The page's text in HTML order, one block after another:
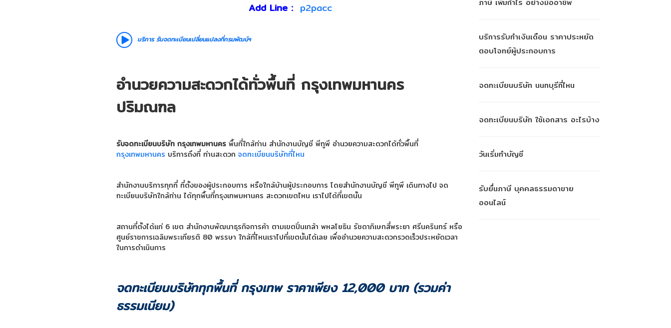
Add Line : p2pacc
บริการ รับจดทะเบียนเปลี่ยนแปลงที่กรมพัฒน์ฯ
อำนวยความสะดวกได้ทั่วพื้นที่ กรุงเทพมหานคร
ปริมณฑล
รับจดทะเบียนบริษัท กรุงเทพมหานครพื้นที่ใกล้ท่าน สำนักงานบัญชี พีทูพี อำนวยความสะดวกได้ทั่วพื้นที่
กรุงเทพมหานคร บริการถึงที่ ท่านสะดวก จดทะเบียนบริษัทที่ไหน
สำนักงานบริการทุกที่ ที่ตั้งของผู้ประกอบการ หรือใกล้บ้านผู้ประกอบการ โดยสำนักงานบัญชี พีทูพี เดินทางไป จด
ทะเบียนบริษัทใกล้ท่าน ได้ทุกพื้นที่กรุงเทพมหานคร สะดวกเขตไหน เราไปได้ที่เขตนั้น
สถานที่ตั้งได้แก่ 6 เขต สำนักงานพัฒนาธุรกิจการค้า ตามเขตปิ่นเกล้า พหลโยธิน รัชดาภิเษกสี่พระยา ศรีนครินทร์ หรือ
ศูนย์ราชการเฉลิมพระเกียรติ 80 พรรษา ใกล้ที่ไหนเราไปที่เขตนั้นได้เลย เพื่ออำนวยความสะดวกรวดเร็วประหยัดเวลา
ในการดำเนินการ
จดทะเบียนบริษัททุกพื้นที่ กรุงเทพ ราคาเพียง 12,000 บาท (รวมค่า
ธรรมเนียม)
บริการรับทำเงินเดือน ราคาประหยัด
ตอบโจทย์ผู้ประกอบการ
จดทะเบียนบริษัท นนทบุรีที่ไหน
จดทะเบียนบริษัท ใช้เอกสาร อะไรบ้าง
วันเริ่มทำบัญชี
รับยื่นภาษี บุคคลธรรมดาขาย
ออนไลน์